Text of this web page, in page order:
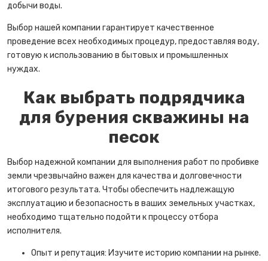
добычи воды.
Выбор нашей компании гарантирует качественное
проведение всех необходимых процедур, предоставляя воду,
готовую к использованию в бытовых и промышленных
нуждах.
Как выбрать подрядчика
для бурения скважины на
песок
Выбор надежной компании для выполнения работ по пробивке
земли чрезвычайно важен для качества и долговечности
итогового результата. Чтобы обеспечить надлежащую
эксплуатацию и безопасность в ваших земельных участках,
необходимо тщательно подойти к процессу отбора
исполнителя.
Опыт и репутация: Изучите историю компании на рынке.